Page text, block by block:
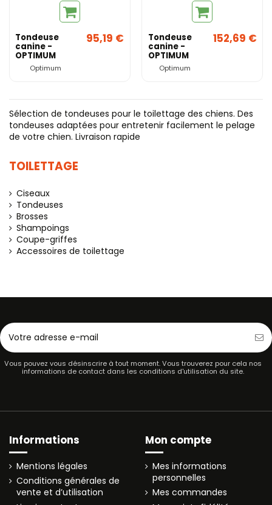
Tondeuse
canine -
OPTIMUM
BEAUTY
Optimum
95,19 € Tondeuse
canine -
OPTIMUM
BUTTERFLY
Optimum
152,69 €
Sélection de tondeuses pour le toilettage des chiens. Des
tondeuses adaptées pour entretenir facilement le pelage
de votre chien. Livraison rapide
TOILETTAGE
Ciseaux
Tondeuses
Brosses
Shampoings
Coupe-griffes
Accessoires de toilettage
Vous pouvez vous désinscrire à tout moment. Vous trouverez pour cela nos
informations de contact dans les conditions d'utilisation du site.
Informations
Mentions légales
Conditions générales de
vente et d’utilisation
Mon compte
Mes informations
personnelles
Mes commandes